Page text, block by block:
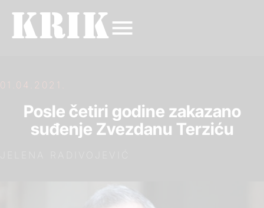
01.04.2021.
Posle četiri godine zakazano
suđenje Zvezdanu Terziću